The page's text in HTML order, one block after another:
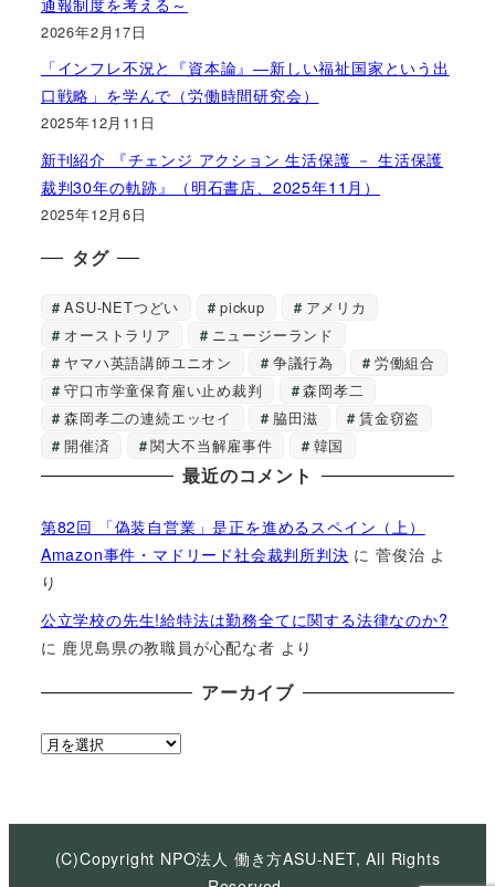
2026年2月17日
「インフレ不況と『資本論』―新しい福祉国家という出
口戦略」を学んで（労働時間研究会）
2025年12月11日
新刊紹介 『チェンジ アクション 生活保護 － 生活保護
裁判30年の軌跡』（明石書店、2025年11月）
2025年12月6日
タグ
ASU-NETつどい pickup
アメリカ
オーストラリア
ニュージーランド
ヤマハ英語講師ユニオン
争議行為
労働組合
守口市学童保育雇い止め裁判
森岡孝二
森岡孝二の連続エッセイ
脇田滋
賃金窃盗
開催済
関大不当解雇事件 韓国
最近のコメント
第82回 「偽装自営業」是正を進めるスペイン（上）
Amazon事件・マドリード社会裁判所判決 に菅俊治 よ
り
公立学校の先生!給特法は勤務全てに関する法律なのか?
に 鹿児島県の教職員が心配な者 より
アーカイブ
ア
イ
(C)Copyright NPO法人 働き方ASU-NET, All Rights